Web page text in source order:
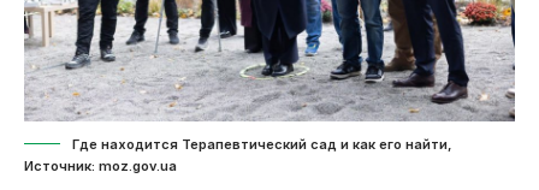
Где находится Терапевтический сад и как его найти,
Источник: moz.gov.ua